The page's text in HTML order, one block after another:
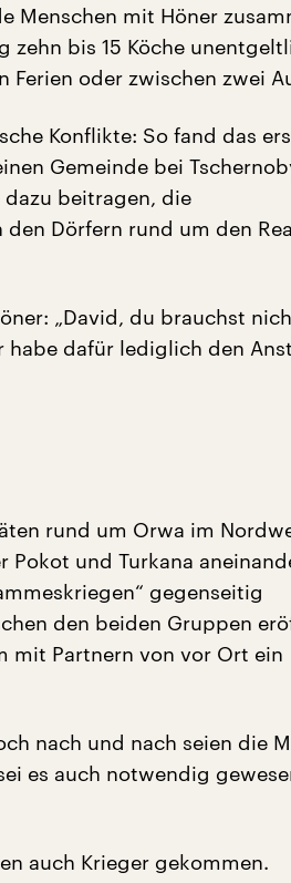
Menschen mit Höner
zehn bis 15 Köche
Ferien oder zwischen zwei
Konflikte: So fand das
Gemeinde bei
dazu beitragen, die
Dörfern rund um den
„David, du brauchst
habe dafür lediglich den
rund um Orwa im
Pokot und Turkana
gegenseitig
den beiden Gruppen
mit Partnern von vor Ort ein
nach und nach seien die
es auch notwendig
auch Krieger gekommen.